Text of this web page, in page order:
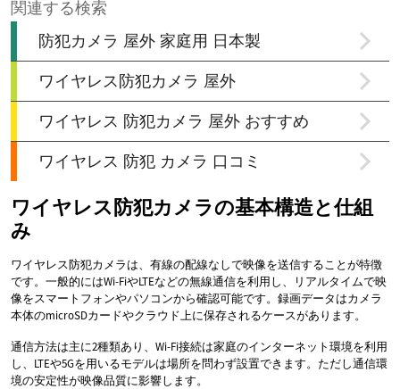
ワイヤレス防犯カメラの基本構造と仕組
み
ワイヤレス防犯カメラは、有線の配線なしで映像を送信することが特徴
です。一般的にはWi-FiやLTEなどの無線通信を利用し、リアルタイムで映
像をスマートフォンやパソコンから確認可能です。録画データはカメラ
本体のmicroSDカードやクラウド上に保存されるケースがあります。
通信方法は主に2種類あり、Wi-Fi接続は家庭のインターネット環境を利用
し、LTEや5Gを用いるモデルは場所を問わず設置できます。ただし通信環
境の安定性が映像品質に影響します。